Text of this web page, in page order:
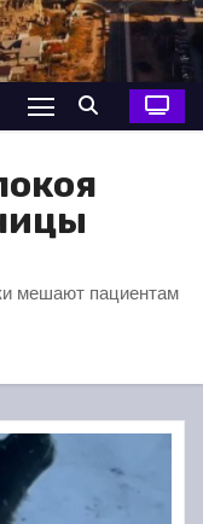
мешают пациентам